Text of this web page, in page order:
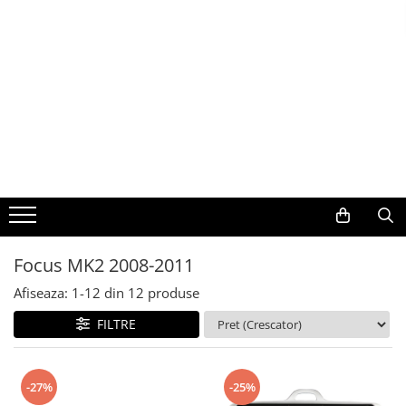
Volkswagen
Audi
Mercedes Benz
Ford
Skoda
Focus MK2 2008-2011
Afiseaza: 1-12 din 12 produse
FILTRE
-27% -25%